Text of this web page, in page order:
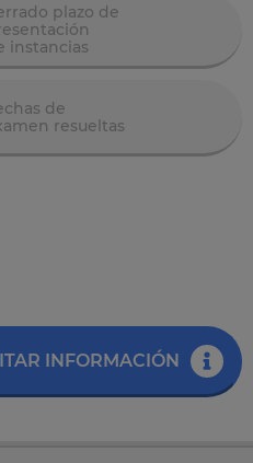
plazo de
instancias
de
resueltas
INFORMACIÓN